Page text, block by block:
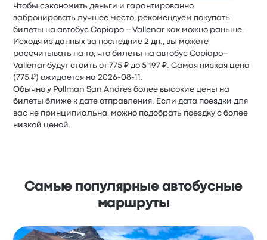
Чтобы сэкономить деньги и гарантированно
забронировать лучшее место, рекомендуем покупать
билеты на автобус Copiapo – Vallenar как можно раньше.
Исходя из данных за последние 2 дн., вы можете
рассчитывать на то, что билеты на автобус Copiapo–
Vallenar будут стоить от 775 ₽ до 5 197 ₽. Самая низкая цена
(775 ₽) ожидается на 2026-08-11.
Обычно у Pullman San Andres более высокие цены на
билеты ближе к дате отправления. Если дата поездки для
вас не принципиальна, можно подобрать поездку с более
низкой ценой.
Самые популярные автобусные
маршруты